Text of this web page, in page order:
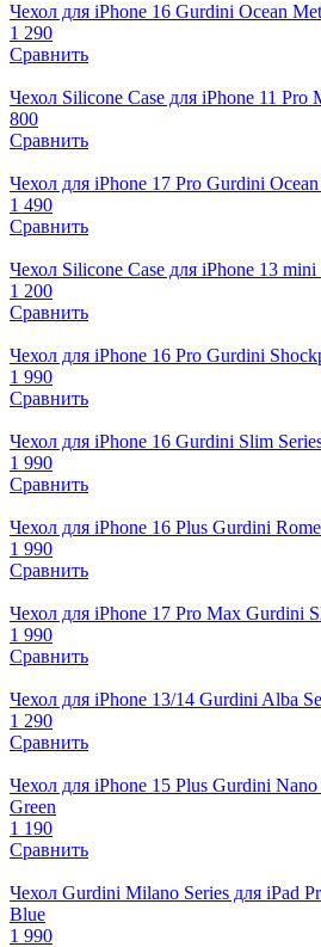
Чехол для iPhone 16 Gurdini Ocean
1 290
Сравнить
Чехол Silicone Case для iPhone 11
800
Сравнить
Чехол для iPhone 17 Pro Gurdini
1 490
Сравнить
Чехол Silicone Case для iPhone 13 mini
1 200
Сравнить
Чехол для iPhone 16 Pro Gurdini
1 990
Сравнить
Чехол для iPhone 16 Gurdini Slim
1 990
Сравнить
Чехол для iPhone 16 Plus Gurdini
1 990
Сравнить
Чехол для iPhone 17 Pro Max Gurdini
1 990
Сравнить
Чехол для iPhone 13/14 Gurdini Alba
1 290
Сравнить
Чехол для iPhone 15 Plus Gurdini
Green
1 190
Сравнить
Чехол Gurdini Milano Series для iPad
Blue
1 990